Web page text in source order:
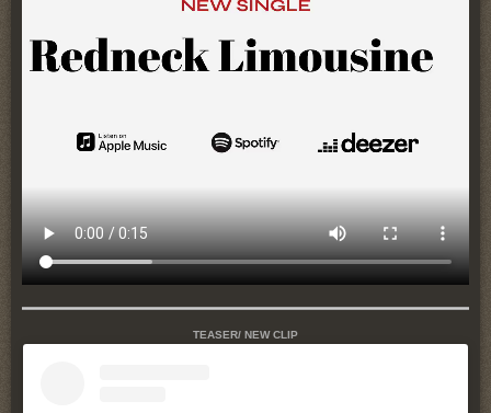
TEASER/ NEW CLIP